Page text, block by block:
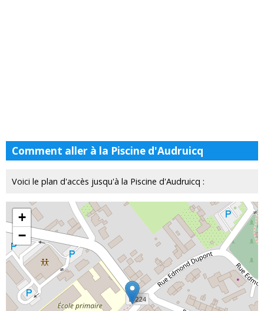
Comment aller à la Piscine d'Audruicq
Voici le plan d'accès jusqu'à la Piscine d'Audruicq :
+
−